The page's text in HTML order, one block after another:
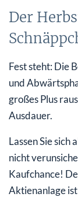
Der
Fest steht: Die
und
großes Plus
Ausdauer.
Lassen Sie
nicht
Kaufchance!
Aktienanlage